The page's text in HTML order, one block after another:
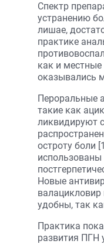
Спектр
устранению
лишае,
практике
как и
оказывались
Пероральные
такие как
ликвидируют
остроту боли
Новые
удобны, так
Практика
развития ПГН